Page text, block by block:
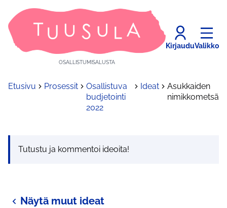
OSALLISTUMISALUSTA
KirjauduValikko
Etusivu Prosessit
Osallistuva
budjetointi
2022
Ideat
Asukkaiden
nimikkometsä
Tutustu ja kommentoi ideoita!
Näytä muut ideat